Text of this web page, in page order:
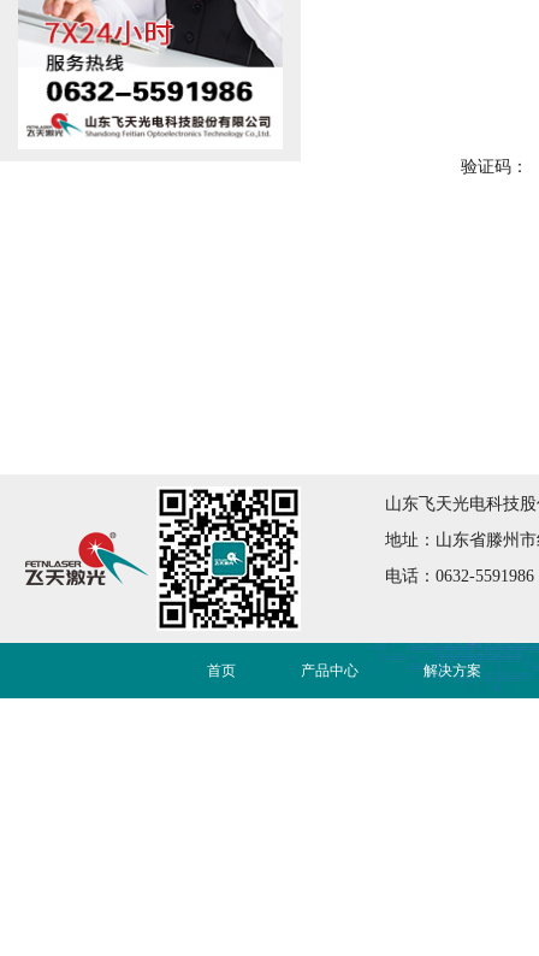
验证码：
山东飞天光电科技
地址：山东省滕州
电话：0632-
首页 产品中心 解决方案